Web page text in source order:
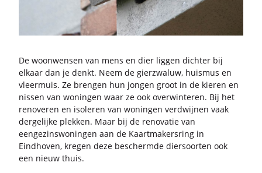
De woon­wen­sen van mens en dier lig­gen dich­ter bij
el­kaar dan je denkt. Neem de gier­zwa­luw, huis­mus en
vleer­muis. Ze bren­gen hun jon­gen groot in de kie­ren en
nis­sen van wo­nin­gen waar ze ook over­win­te­ren. Bij het
re­no­ve­ren en iso­le­ren van wo­nin­gen ver­dwij­nen vaak
der­ge­lij­ke plek­ken. Maar bij de re­no­va­tie van
een­ge­zins­wo­nin­gen aan de Kaart­ma­kers­ring in
Eind­ho­ven, kre­gen deze be­scherm­de dier­soor­ten ook
een nieuw thuis.